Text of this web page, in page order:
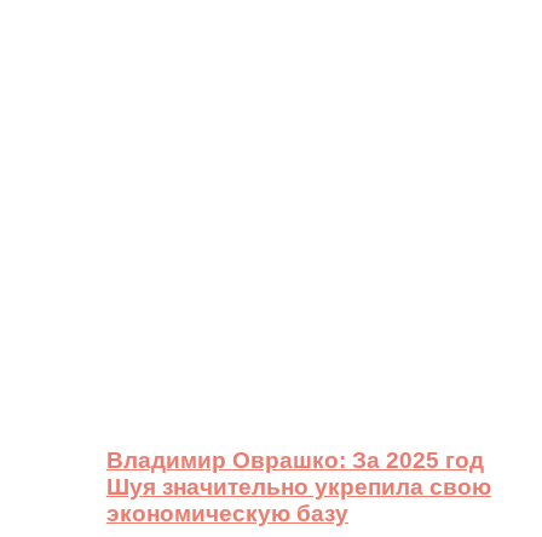
Владимир Оврашко: За 2025 год
Шуя значительно укрепила свою
экономическую базу